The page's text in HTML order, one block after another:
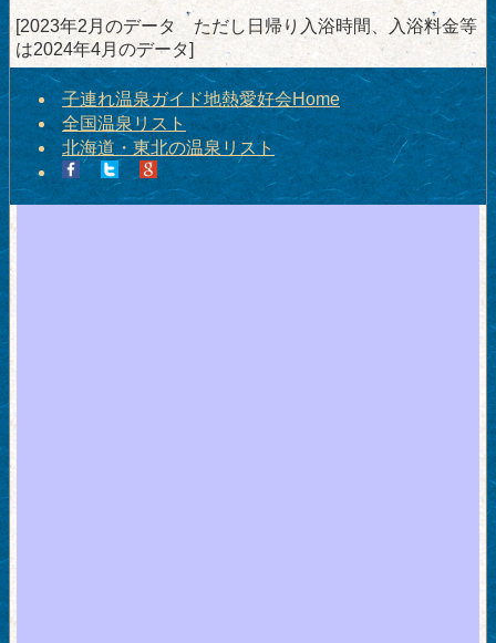
[2023年2月のデータ ただし日帰り入浴時間、入浴料金等
は2024年4月のデータ]
子連れ温泉ガイド地熱愛好会Home
全国温泉リスト
北海道・東北の温泉リスト